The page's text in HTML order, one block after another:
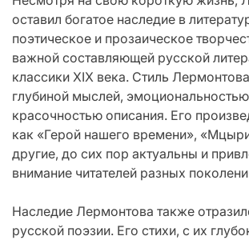
оставил богатое наследие в
поэтическое и прозаическое
важной составляющей русской
классики XIX века. Стиль
глубиной мыслей,
красочностью описания. Его
как «Герой нашего времени»,
другие, до сих пор актуальны и
внимание читателей разных
Наследие Лермонтова также
русской поэзии. Его стихи, с их